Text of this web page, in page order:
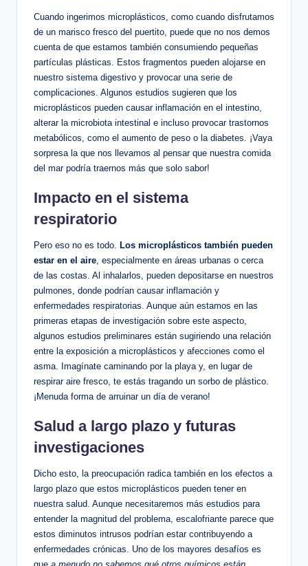
Cuando ingerimos microplásticos, como cuando disfrutamos
de un marisco fresco del puertito, puede que no nos demos
cuenta de que estamos también consumiendo pequeñas
partículas plásticas. Estos fragmentos pueden alojarse en
nuestro sistema digestivo y provocar una serie de
complicaciones. Algunos estudios sugieren que los
microplásticos pueden causar inflamación en el intestino,
alterar la microbiota intestinal e incluso provocar trastornos
metabólicos, como el aumento de peso o la diabetes. ¡Vaya
sorpresa la que nos llevamos al pensar que nuestra comida
del mar podría traernos más que solo sabor!
Impacto en el sistema
respiratorio
Pero eso no es todo. Los microplásticos también pueden
estar en el aire , especialmente en áreas urbanas o cerca
de las costas. Al inhalarlos, pueden depositarse en nuestros
pulmones, donde podrían causar inflamación y
enfermedades respiratorias. Aunque aún estamos en las
primeras etapas de investigación sobre este aspecto,
algunos estudios preliminares están sugiriendo una relación
entre la exposición a microplásticos y afecciones como el
asma. Imagínate caminando por la playa y, en lugar de
respirar aire fresco, te estás tragando un sorbo de plástico.
¡Menuda forma de arruinar un día de verano!
Salud a largo plazo y futuras
investigaciones
Dicho esto, la preocupación radica también en los efectos a
largo plazo que estos microplásticos pueden tener en
nuestra salud. Aunque necesitaremos más estudios para
entender la magnitud del problema, escalofriante parece que
estos diminutos intrusos podrían estar contribuyendo a
enfermedades crónicas. Uno de los mayores desafíos es